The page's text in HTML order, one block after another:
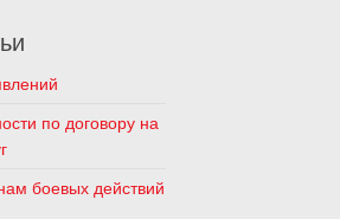
по договору на
боевых действий